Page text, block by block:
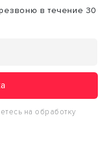
в течение 30
на обработку